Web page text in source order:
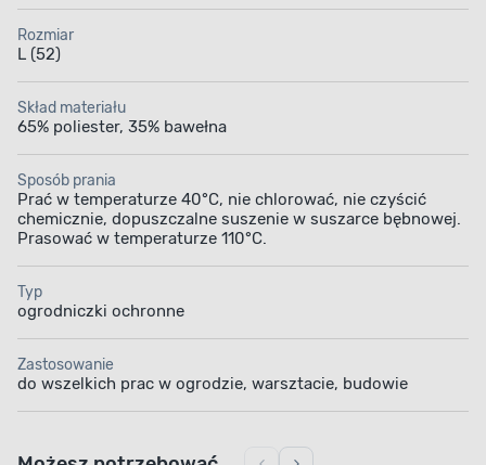
Rozmiar
L (52)
Skład materiału
65% poliester, 35% bawełna
Sposób prania
Prać w temperaturze 40°C, nie chlorować, nie czyścić
chemicznie, dopuszczalne suszenie w suszarce bębnowej.
Prasować w temperaturze 110°C.
Typ
ogrodniczki ochronne
Zastosowanie
do wszelkich prac w ogrodzie, warsztacie, budowie